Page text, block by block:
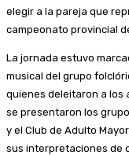
elegir a la pareja que
campeonato provincial
La jornada estuvo
musical del grupo
quienes deleitaron a los
se presentaron los
y el Club de Adulto
sus interpretaciones de